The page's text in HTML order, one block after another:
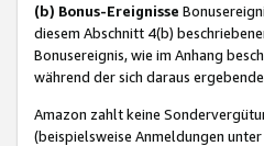
(b) Bonus-Ereignisse
diesem Abschnitt 4(b)
Bonusereignis, wie im Anhang
während der sich daraus
Amazon zahlt keine
(beispielsweise Anmeldungen